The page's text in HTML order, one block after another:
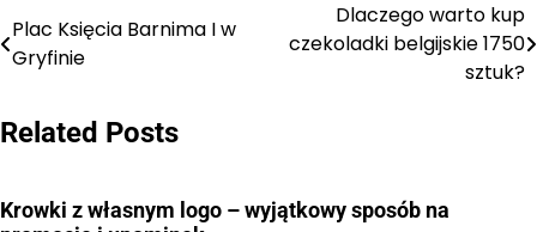
Nawigacja
wpisu
Plac Księcia Barnima I w
Gryfinie
Dlaczego warto kup
czekoladki belgijskie 1750
sztuk?
Related Posts
Krowki z własnym logo – wyjątkowy sposób na